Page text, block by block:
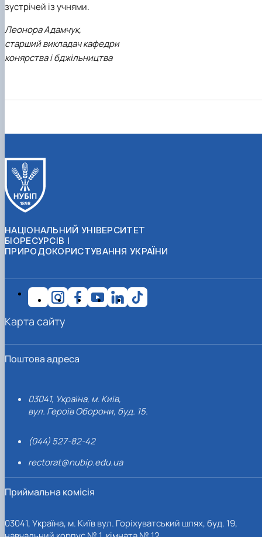
зустрічей із учнями.
Леонора Адамчук,
старший викладач кафедри
конярства і бджільництва
НАЦІОНАЛЬНИЙ УНІВЕРСИТЕТ
БІОРЕСУРСІВ І
ПРИРОДОКОРИСТУВАННЯ УКРАЇНИ
Поштова адреса
03041, Україна, м. Київ,
вул. Героїв Оборони, буд. 15.
(044) 527-82-42
rectorat@nubip.edu.ua
Приймальна комісія
03041, Україна, м. Київ вул. Горіхуватський шлях, буд. 19,
Карта сайту